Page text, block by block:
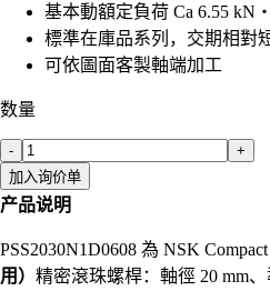
基本動額定負荷 Ca 6.55 kN
標準在庫品系列，交期相對
可依圖面客製軸端加工
数量
-
+
加入询价单
产品说明
PSS2030N1D0608 為 NSK
用） 精密滾珠螺桿：軸徑 20 mm、